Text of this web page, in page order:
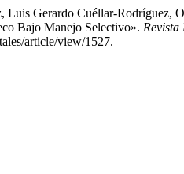
Gerardo Cuéllar-
Bajo Manejo Selectivo». Revista
article/view/1527.